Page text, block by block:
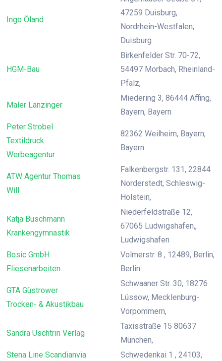
Ingo Öland
47259 Duisburg,
Nordrhein-Westfalen,
Duisburg
HGM-Bau
Birkenfelder Str. 70-72,
54497 Morbach, Rheinland-
Pfalz,
Maler Lanzinger
Miedering 3, 86444 Affing,
Bayern, Bayern
Peter Strobel
Textildruck
Werbeagentur
82362 Weilheim, Bayern,
Bayern
ATW Agentur Thomas
Will
Falkenbergstr. 131, 22844
Norderstedt, Schleswig-
Holstein,
Katja Buschmann
Krankengymnastik
Niederfeldstraße 12,
67065 Ludwigshafen,,
Ludwigshafen
Bosic GmbH
Fliesenarbeiten
Volmerstr. 8 , 12489, Berlin,
Berlin
GTA Güstrower
Trocken- & Akustikbau
Schwaaner Str. 30, 18276
Lüssow, Mecklenburg-
Vorpommern,
Sandra Uschtrin Verlag
Taxisstraße 15 80637
München,
Stena Line Scandianvia
Schwedenkai 1 , 24103,